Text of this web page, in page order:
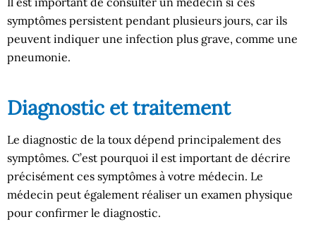
symptômes persistent pendant plusieurs jours, car ils
peuvent indiquer une infection plus grave, comme une
pneumonie.
Diagnostic et traitement
Le diagnostic de la toux dépend principalement des
symptômes. C’est pourquoi il est important de décrire
précisément ces symptômes à votre médecin. Le
médecin peut également réaliser un examen physique
pour confirmer le diagnostic.